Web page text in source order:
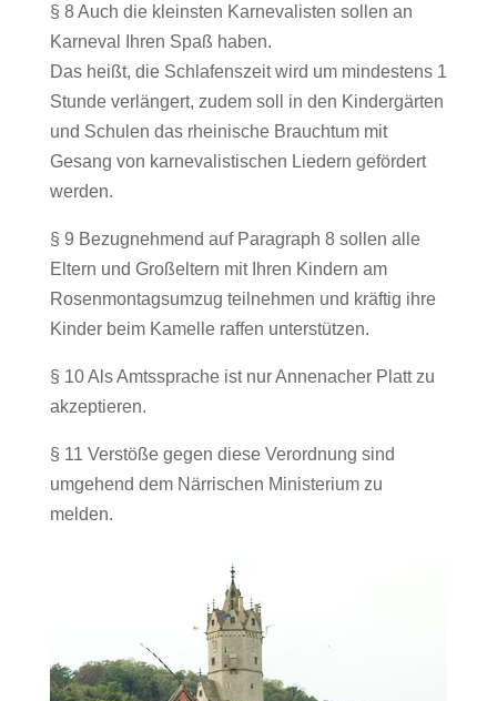
§ 8 Auch die kleinsten Karnevalisten sollen an
Karneval Ihren Spaß haben.
Das heißt, die Schlafenszeit wird um mindestens 1
Stunde verlängert, zudem soll in den Kindergärten
und Schulen das rheinische Brauchtum mit
Gesang von karnevalistischen Liedern gefördert
werden.
§ 9 Bezugnehmend auf Paragraph 8 sollen alle
Eltern und Großeltern mit Ihren Kindern am
Rosenmontagsumzug teilnehmen und kräftig ihre
Kinder beim Kamelle raffen unterstützen.
§ 10 Als Amtssprache ist nur Annenacher Platt zu
akzeptieren.
§ 11 Verstöße gegen diese Verordnung sind
umgehend dem Närrischen Ministerium zu
melden.